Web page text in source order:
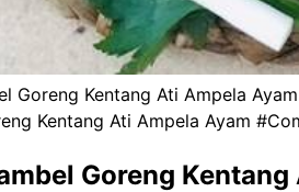
Goreng Kentang Ati Ampela
Kentang Ati Ampela Ayam
Goreng